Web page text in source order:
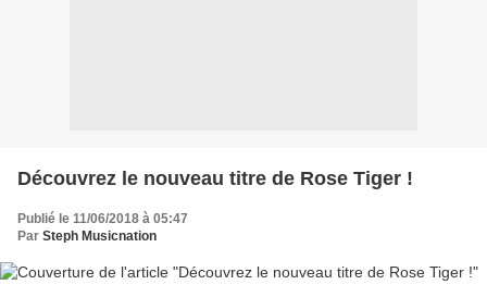
Découvrez le nouveau titre de Rose Tiger !
Publié le 11/06/2018 à 05:47
Par Steph Musicnation